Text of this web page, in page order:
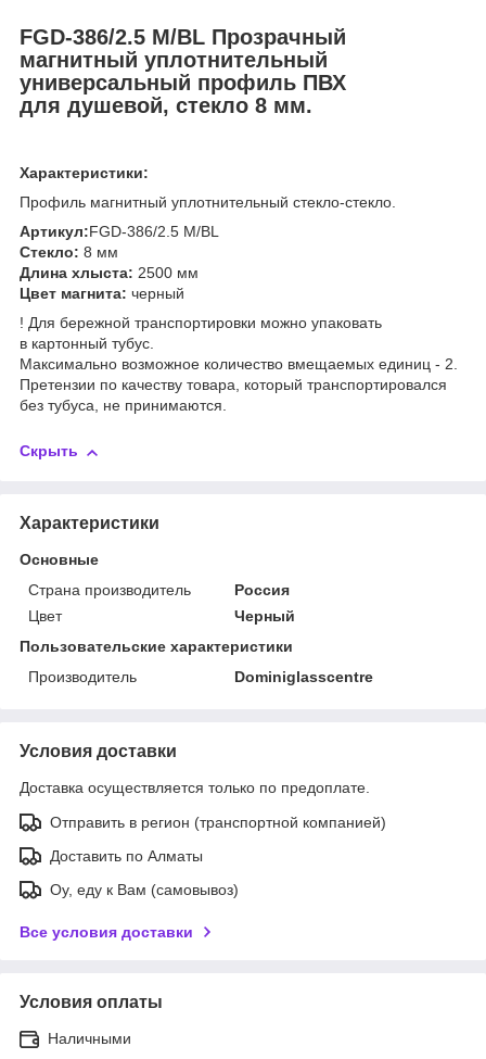
FGD-386/2.5 M/BL Прозрачный
магнитный уплотнительный
универсальный профиль ПВХ
для душевой, стекло 8 мм.
Характеристики:
Профиль магнитный уплотнительный стекло-стекло.
Артикул:FGD-386/2.5 M/BL
Стекло: 8 мм
Длина хлыста: 2500 мм
Цвет магнита: черный
! Для бережной транспортировки можно упаковать
в картонный тубус.
Максимально возможное количество вмещаемых единиц - 2.
Претензии по качеству товара, который транспортировался
без тубуса, не принимаются.
Скрыть
Характеристики
Основные
Страна производитель
Россия
Цвет
Черный
Пользовательские характеристики
Производитель
Dominiglasscentre
Условия доставки
Доставка осуществляется только по предоплате.
Отправить в регион (транспортной компанией)
Доставить по Алматы
Оу, еду к Вам (самовывоз)
Все условия доставки
Условия оплаты
Наличными